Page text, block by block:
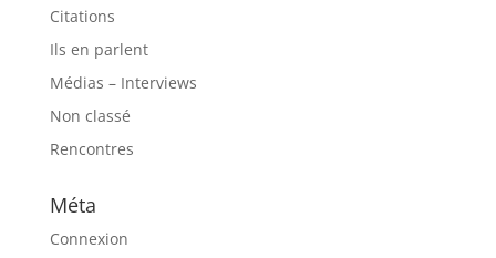
Citations
Ils en parlent
Médias – Interviews
Non classé
Rencontres
Méta
Connexion